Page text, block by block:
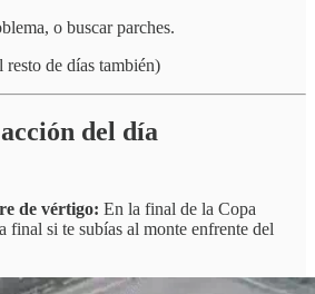
o buscar parches.
de días también)
del día
de vértigo: En la final de la Copa
final si te subías al monte enfrente del